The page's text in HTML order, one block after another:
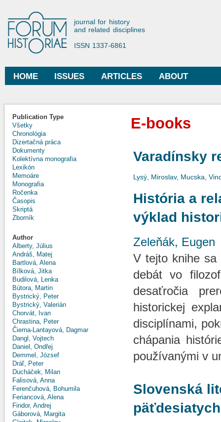
Forum Historiae
journal for history
and related disciplines
ISSN 1337-6861
Main menu
HOME ISSUES ARTICLES ABOUT
Publication Type
Všetky
Chronológia
Dizertačná práca
Dokumenty
Kolektívna monografia
Lexikón
Memoáre
Monografia
Ročenka
Časopis
Skriptá
Zborník
Author
Alberty, Július
Andráš, Matej
Bartlová, Alena
Bílková, Jitka
Budilová, Lenka
Bútora, Martin
Bystrický, Peter
Bystrický, Valerián
Chorvát, Ivan
Chrastina, Peter
Čierna-Lantayová, Dagmar
Dangl, Vojtech
Daniel, Ondřej
Demmel, József
Dráľ, Peter
Ducháček, Milan
Falisová, Anna
Ferenčuhová, Bohumila
Feriancová, Alena
Findor, Andrej
Gáborová, Margita
E-books
Varadínsky
Lysý, Miroslav, Mucska,
História a
výklad
Zeleňák, Eugen
V tejto knihe sa
debát vo
desaťročia
historickej
disciplínami,
chápania
používanými v
Slovenská